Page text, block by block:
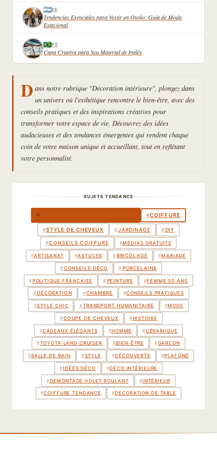
ES
Tendencias Esenciales para Vestir en Otoño: Guía de Moda
Estacional
PT
Capa Criativa para Seu Material de Inglês
D ans notre rubrique "Décoration intérieure", plongez dans
un univers où l'esthétique rencontre le bien-être, avec des
conseils pratiques et des inspirations créatives pour
transformer votre espace de vie. Découvrez des idées
audacieuses et des tendances émergentes qui rendent chaque
coin de votre maison unique et accueillant, tout en reflétant
votre personnalité.
SUJETS TENDANCE
# #COIFFURE
#STYLE DE CHEVEUX #JARDINAGE #DIY
#CONSEILS COIFFURE #MÉDIAS GRATUITS
#ARTISANAT #ASTUCES #BRICOLAGE #MARIAGE
#CONSEILS DÉCO #PORCELAINE
# POLITIQUE FRANÇAISE #PEINTURE #FEMME 50 ANS
#DÉCORATION #CHAMBRE #CONSEILS PRATIQUES
#STYLE CHIC #TRANSPORT HUMANITAIRE #MODE
#COUPE DE CHEVEUX # HISTOIRE
#CADEAUX ÉLÉGANTS #HOMME # CÉRAMIQUE
# TOYOTA LAND CRUISER # BIEN-ÊTRE # GARÇON
#SALLE DE BAIN # STYLE #DÉCOUVERTE #PLAFOND
#IDÉES DÉCO #DÉCO INTÉRIEURE
# DÉMONTAGE VOLET ROULANT #INTÉRIEUR
#COIFFURE TENDANCE #DÉCORATION DE TABLE